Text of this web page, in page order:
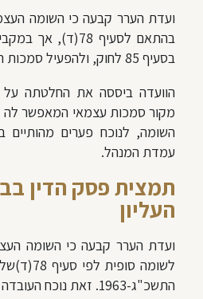
ועדת הערר קבעה כי השומה
בהתאם לסעיף
בסעיף 85 לחוק, ולהפעיל סמכות תיקון מהותית.
מקור סמכות עצמאי המאפשר לה
השומה, לנוכח פערים מהותיים
עמדת המנהל.
תמצית פסק הדין
העליון
ועדת הערר קבעה כי השומה
לשומה
התשכ"ג-1963. זאת נוכח העובדה –